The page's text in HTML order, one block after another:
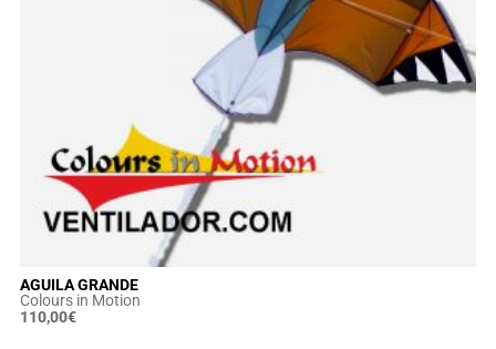
AGUILA GRANDE
Colours in Motion
110,00€